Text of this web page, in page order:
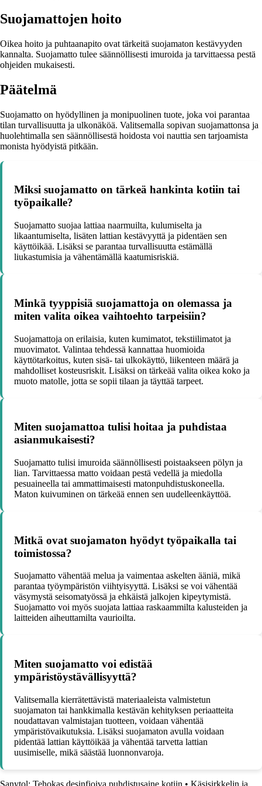
Suojamattojen hoito
Oikea hoito ja puhtaanapito ovat tärkeitä suojamaton kestävyyden
kannalta. Suojamatto tulee säännöllisesti imuroida ja tarvittaessa pestä
ohjeiden mukaisesti.
Päätelmä
Suojamatto on hyödyllinen ja monipuolinen tuote, joka voi parantaa
tilan turvallisuutta ja ulkonäköä. Valitsemalla sopivan suojamattonsa ja
huolehtimalla sen säännöllisestä hoidosta voi nauttia sen tarjoamista
monista hyödyistä pitkään.
Miksi suojamatto on tärkeä hankinta kotiin tai
työpaikalle?
Suojamatto suojaa lattiaa naarmuilta, kulumiselta ja
likaantumiselta, lisäten lattian kestävyyttä ja pidentäen sen
käyttöikää. Lisäksi se parantaa turvallisuutta estämällä
liukastumisia ja vähentämällä kaatumisriskiä.
Minkä tyyppisiä suojamattoja on olemassa ja
miten valita oikea vaihtoehto tarpeisiin?
Suojamattoja on erilaisia, kuten kumimatot, tekstiilimatot ja
muovimatot. Valintaa tehdessä kannattaa huomioida
käyttötarkoitus, kuten sisä- tai ulkokäyttö, liikenteen määrä ja
mahdolliset kosteusriskit. Lisäksi on tärkeää valita oikea koko ja
muoto matolle, jotta se sopii tilaan ja täyttää tarpeet.
Miten suojamattoa tulisi hoitaa ja puhdistaa
asianmukaisesti?
Suojamatto tulisi imuroida säännöllisesti poistaakseen pölyn ja
lian. Tarvittaessa matto voidaan pestä vedellä ja miedolla
pesuaineella tai ammattimaisesti matonpuhdistuskoneella.
Maton kuivuminen on tärkeää ennen sen uudelleenkäyttöä.
Mitkä ovat suojamaton hyödyt työpaikalla tai
toimistossa?
Suojamatto vähentää melua ja vaimentaa askelten ääniä, mikä
parantaa työympäristön viihtyisyyttä. Lisäksi se voi vähentää
väsymystä seisomatyössä ja ehkäistä jalkojen kipeytymistä.
Suojamatto voi myös suojata lattiaa raskaammilta kalusteiden ja
laitteiden aiheuttamilta vaurioilta.
Miten suojamatto voi edistää
ympäristöystävällisyyttä?
Valitsemalla kierrätettävistä materiaaleista valmistetun
suojamaton tai hankkimalla kestävän kehityksen periaatteita
noudattavan valmistajan tuotteen, voidaan vähentää
ympäristövaikutuksia. Lisäksi suojamaton avulla voidaan
pidentää lattian käyttöikää ja vähentää tarvetta lattian
uusimiselle, mikä säästää luonnonvaroja.
Sanytol: Tehokas desinfioiva puhdistusaine kotiin • Käsisirkkelin ja